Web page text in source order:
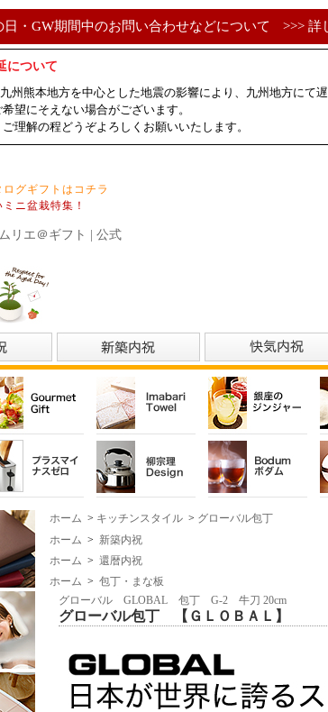
日・GW期間中のお問い合わせなどについて >>> 詳
について
州熊本地方を中心とした地震の影響により、九州地方にて
望にそえない場合がございます。
理解の程どうぞよろしくお願いいたします。
グギフトはコチラ
ニ盆栽特集！
リエ＠ギフト | 公式
ホーム > キッチンスタイル > グローバル包丁
ホーム > 新築内祝
ホーム > 還暦内祝
ホーム > 包丁・まな板
グローバル GLOBAL 包丁 G-2 牛刀 20cm
グローバル包丁 【ＧＬＯＢＡＬ】